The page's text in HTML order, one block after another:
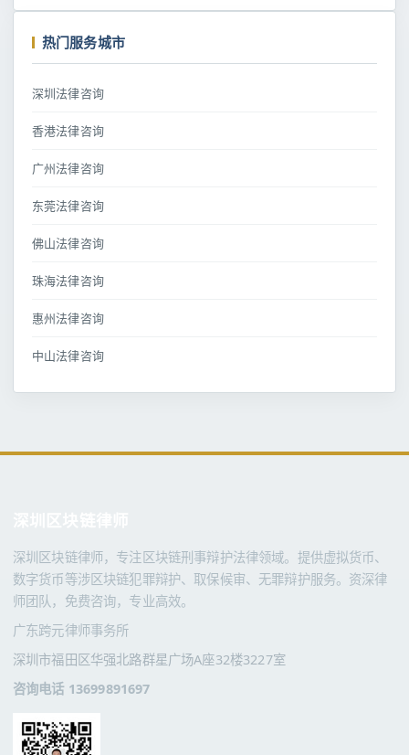
热门服务城市
深圳法律咨询
香港法律咨询
广州法律咨询
东莞法律咨询
佛山法律咨询
珠海法律咨询
惠州法律咨询
中山法律咨询
深圳区块链律师，专注区块链刑事辩护法律领域。提供虚拟货币、
数字货币等涉区块链犯罪辩护、取保候审、无罪辩护服务。资深律
师团队，免费咨询，专业高效。
广东跨元律师事务所
深圳市福田区华强北路群星广场A座32楼3227室
咨询电话 13699891697